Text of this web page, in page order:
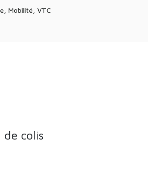
Mobilité, VTC
colis